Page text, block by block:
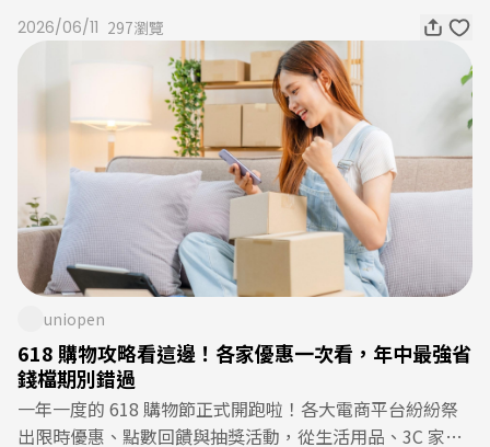
ELEVEN門市以實體卡、OPEN錢包綁定uniopen聯名卡，
及綁定Apple Pay、Google Pay、Samsung Pay等感應方式
支付。不適用Garmin Pay、Fitbit Pay、Hami Pay、台灣P
ay、icash Pay、LINE Pay、街口支付、Pi拍錢包、橘子支
付、悠遊付、iPass Money、悠遊卡、一卡通及信用卡自動
加值等條碼支付及電子票證交易。
帶來一場場精彩對決。無論你是支持傳統強權，還是期待黑
馬球隊創造奇蹟，這個夏天都將因足球而更加熱血沸騰。隨
著 6/12 凌晨 3 點開幕戰正式登場，接下來一個多月的賽
程，將有多場精彩賽事輪番上演。想要盡情享受每一場激
戰，除了提前安排觀賽時間，更別忘了準備好應援裝備、美
食與聚會行程，讓觀賽體驗全面升級！足球迷備戰清單 1.
衣服裝備準備好了嗎？迎接六月全民瘋足球！想為支持的球
隊熱情應援，當然少不了代表性的球迷裝備。現在正值統一
時代百貨「超給利」優惠檔期，想入手球衣、足球等應援裝
備，正是最佳時機：推薦 adidas 足球與球衣，穿上支持隊
伍的代表色，一起投入熱血應援行列！足球迷備戰清單 2.
在家觀賽配美味烤雞！看足球，怎麼能少了美食相伴？熱血
賽事即將開踢，無論是熬夜守候關鍵戰役，還是和親朋好友
一起觀戰，香噴噴的烤雞絕對是最佳神隊友。一邊看球、一
邊大口享用美食，讓應援氣氛直接拉滿！趕快設好行事曆，
球賽開踢前烤雞先準備好，一起為支持的球隊瘋狂吶喊吧！
2026/06/11 297瀏覽
uniopen
618 購物攻略看這邊！各家優惠一次看，年中最強省
錢檔期別錯過
一年一度的 618 購物節正式開跑啦！各大電商平台紛紛祭
出限時優惠、點數回饋與抽獎活動，從生活用品、3C 家電